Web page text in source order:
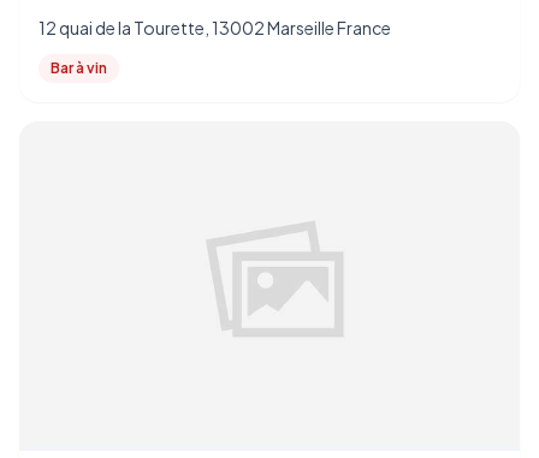
12 quai de la Tourette, 13002 Marseille France
Bar à vin